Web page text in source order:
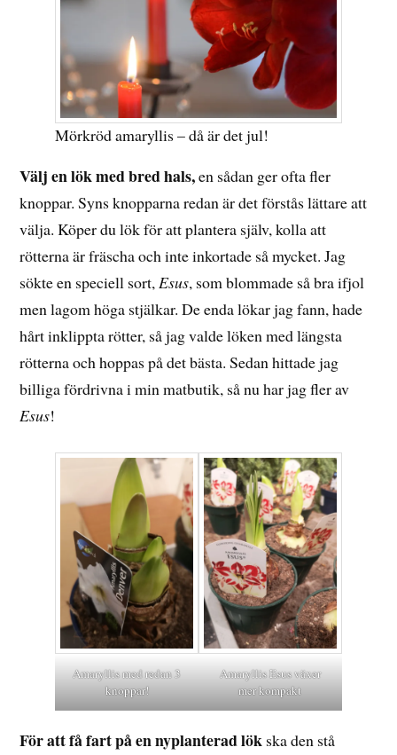
Mörkröd amaryllis – då är det jul!
Välj en lök med bred hals,en sådan ger ofta fler
knoppar. Syns knopparna redan är det förstås lättare att
välja. Köper du lök för att plantera själv, kolla att
rötterna är fräscha och inte inkortade så mycket. Jag
sökte en speciell sort,Esus, som blommade så bra ifjol
men lagom höga stjälkar. De enda lökar jag fann, hade
hårt inklippta rötter, så jag valde löken med längsta
rötterna och hoppas på det bästa. Sedan hittade jag
billiga fördrivna i min matbutik, så nu har jag fler av
Esus!
Amaryllis med redan 3
knoppar!
Amaryllis Esus växer
mer kompakt
För att få fart på en nyplanterad lök ska den stå